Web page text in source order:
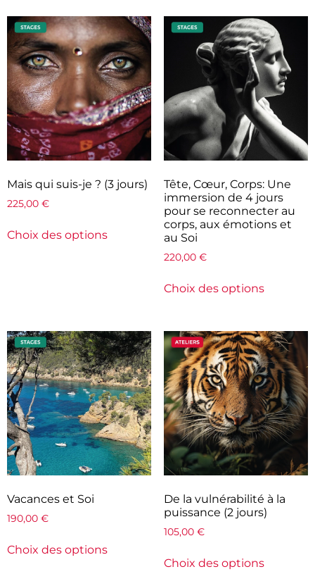
Mais qui suis-je ? (3 jours)
225,00 €
Choix des options
Tête, Cœur, Corps: Une
immersion de 4 jours
pour se reconnecter au
corps, aux émotions et
au Soi
220,00 €
Choix des options
Vacances et Soi
190,00 €
Choix des options
De la vulnérabilité à la
puissance (2 jours)
105,00 €
Choix des options